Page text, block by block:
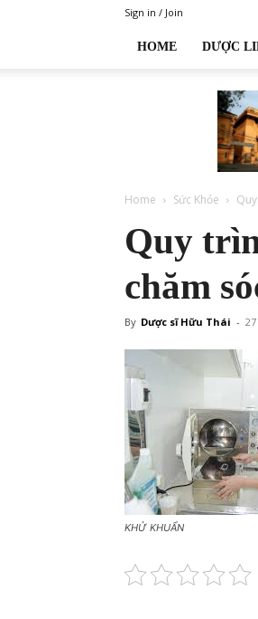
Sign in / Join
HOME DƯỢC
Home Sức Khỏe
Quy
chăm
By Dược sĩ Hữu Thái -
KHỬ KHUẨN